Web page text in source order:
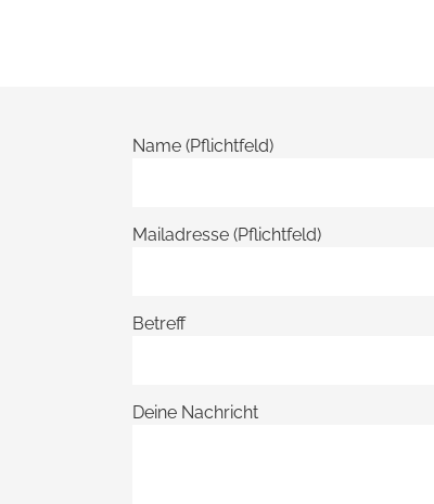
Name (Pflichtfeld)
Mailadresse (Pflichtfeld)
Betreff
Deine Nachricht